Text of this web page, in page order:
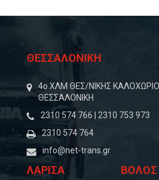
ΘΕΣΣΑΛΟΝΙΚΗ
4o ΧΛΜ ΘΕΣ/ΝΙΚΗΣ
ΘΕΣΣΑΛΟΝΙΚΗ
2310 574 766 | 2310 753 973
2310 574 764
info@net-trans.gr
ΛΑΡΙΣΑ ΒΟΛΟΣ